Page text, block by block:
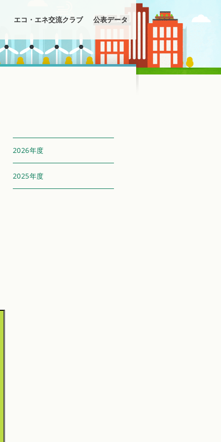
エコ・エネ交流クラブ 公表データ
2026年度
2025年度